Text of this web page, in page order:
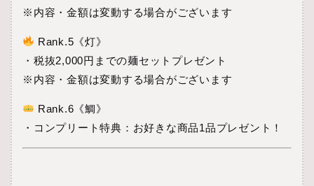
※内容・金額は変動する場合がございます
Rank.5《灯》
・税抜2,000円までの麺セットプレゼント
※内容・金額は変動する場合がございます
Rank.6《鯛》
・コンプリート特典：お好きな商品1品プレゼント！